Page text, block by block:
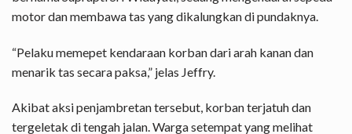
motor dan membawa tas yang dikalungkan di pundaknya.
“Pelaku memepet kendaraan korban dari arah kanan dan
menarik tas secara paksa,” jelas Jeffry.
Akibat aksi penjambretan tersebut, korban terjatuh dan
tergeletak di tengah jalan. Warga setempat yang melihat